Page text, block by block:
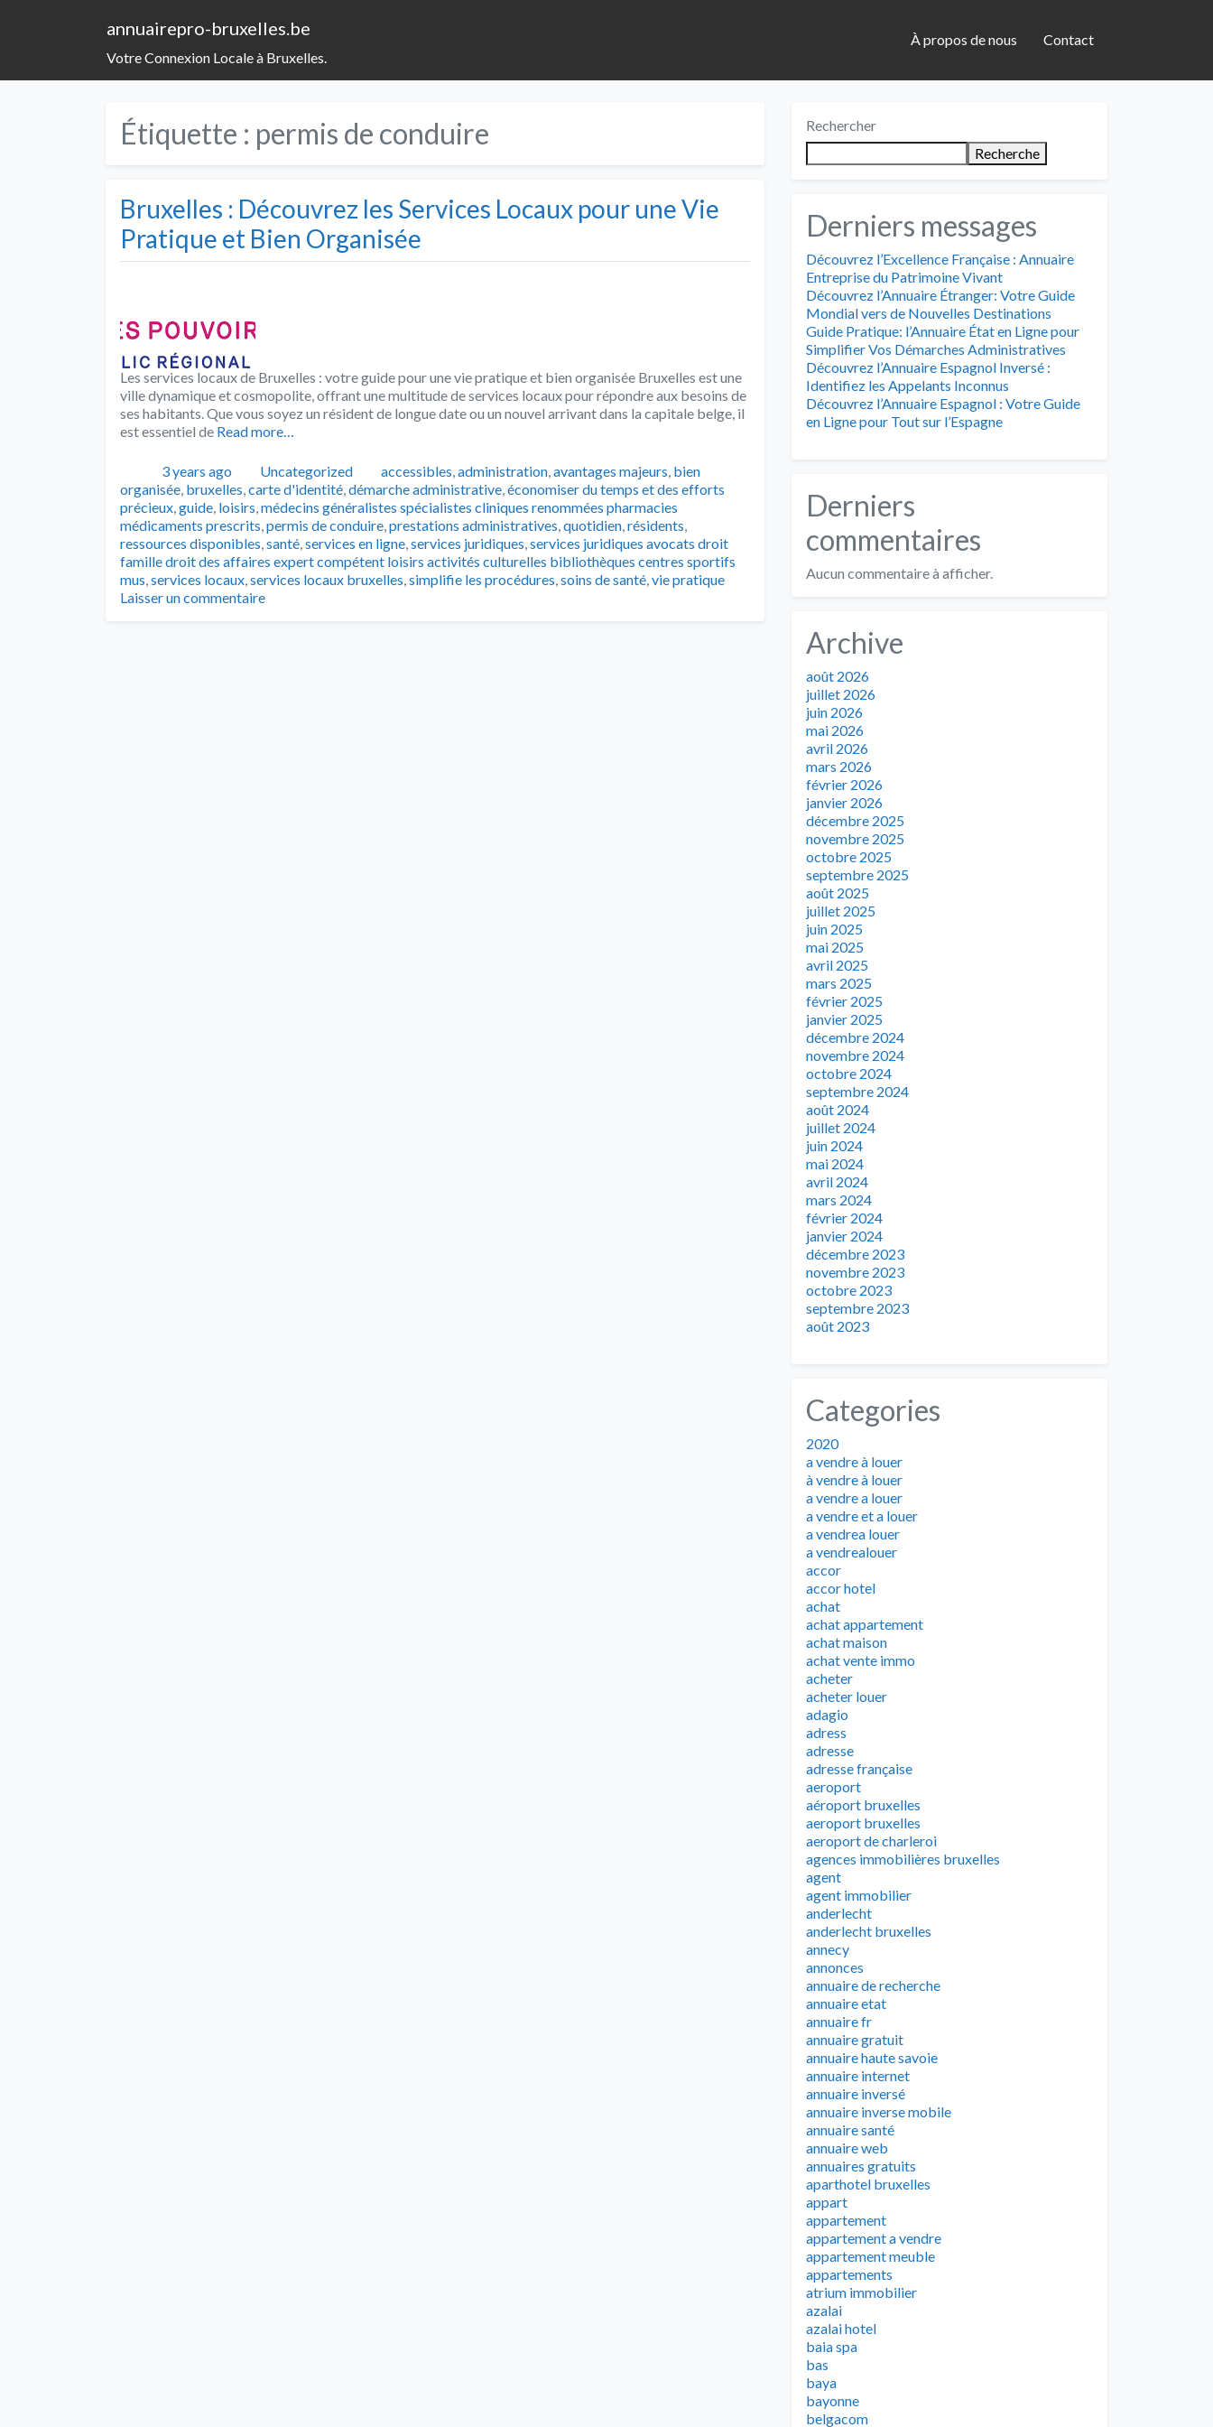
annuairepro-bruxelles.be
Votre Connexion Locale à Bruxelles.
À propos de nous Contact
Étiquette : permis de conduire
Bruxelles : Découvrez les Services Locaux pour une Vie
Pratique et Bien Organisée
Les services locaux de Bruxelles : votre guide pour une vie pratique et bien organisée Bruxelles est une
ville dynamique et cosmopolite, offrant une multitude de services locaux pour répondre aux besoins de
ses habitants. Que vous soyez un résident de longue date ou un nouvel arrivant dans la capitale belge, il
est essentiel de Read more…
Publié3 years ago Catégories
Uncategorized Tags
accessibles,administration,avantages majeurs, bien
organisée, bruxelles,carte d'identité,démarche administrative,économiser du temps et des efforts
précieux,guide, loisirs,médecins généralistes spécialistes cliniques renommées pharmacies
médicaments prescrits,permis de conduire,prestations administratives,quotidien,résidents,
ressources disponibles,santé,services en ligne,services juridiques,services juridiques avocats droit
famille droit des affaires expert compétent loisirs activités culturelles bibliothèques centres sportifs
mus,services locaux,services locaux bruxelles,simplifie les procédures,soins de santé,vie pratique
Laisser un commentaire
Rechercher
Recherche
Derniers messages
Découvrez l’Excellence Française : Annuaire
Entreprise du Patrimoine Vivant
Découvrez l’Annuaire Étranger: Votre Guide
Mondial vers de Nouvelles Destinations
Guide Pratique: l’Annuaire État en Ligne pour
Simplifier Vos Démarches Administratives
Découvrez l’Annuaire Espagnol Inversé :
Identifiez les Appelants Inconnus
Découvrez l’Annuaire Espagnol : Votre Guide
en Ligne pour Tout sur l’Espagne
Derniers
commentaires
Aucun commentaire à afficher.
Archive
août 2026
juillet 2026
juin 2026
mai 2026
avril 2026
mars 2026
février 2026
janvier 2026
décembre 2025
novembre 2025
octobre 2025
septembre 2025
août 2025
juillet 2025
juin 2025
mai 2025
avril 2025
mars 2025
février 2025
janvier 2025
décembre 2024
novembre 2024
octobre 2024
septembre 2024
août 2024
juillet 2024
juin 2024
mai 2024
avril 2024
mars 2024
février 2024
janvier 2024
décembre 2023
novembre 2023
octobre 2023
septembre 2023
août 2023
Categories
2020
a vendre à louer
à vendre à louer
a vendre a louer
a vendre et a louer
a vendrea louer
a vendrealouer
accor
accor hotel
achat
achat appartement
achat maison
achat vente immo
acheter
acheter louer
adagio
adress
adresse
adresse française
aeroport
aéroport bruxelles
aeroport bruxelles
aeroport de charleroi
agences immobilières bruxelles
agent
agent immobilier
anderlecht
anderlecht bruxelles
annecy
annonces
annuaire de recherche
annuaire etat
annuaire fr
annuaire gratuit
annuaire haute savoie
annuaire internet
annuaire inversé
annuaire inverse mobile
annuaire santé
annuaire web
annuaires gratuits
aparthotel bruxelles
appart
appartement
appartement a vendre
appartement meuble
appartements
atrium immobilier
azalai
azalai hotel
baia spa
bas
baya
bayonne
belgacom